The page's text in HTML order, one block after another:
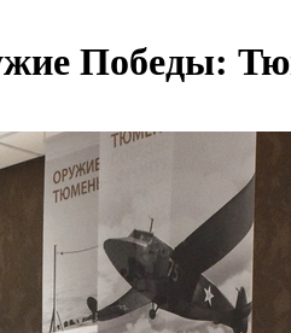
Победы: